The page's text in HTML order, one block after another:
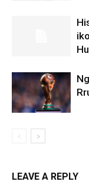
LEAVE A REPLY